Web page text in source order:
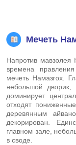
Мечеть
Напротив
времена
мечеть Намазгох.
небольшой дворик,
доминирует
отходят
деревянным
декорирован.
главном зале,
в своде.